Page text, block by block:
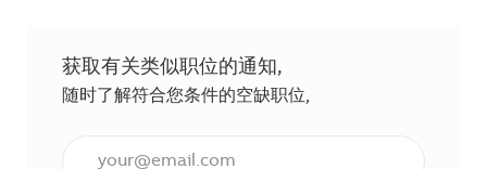
获取有关类似职位的通知,
随时了解符合您条件的空缺职位,